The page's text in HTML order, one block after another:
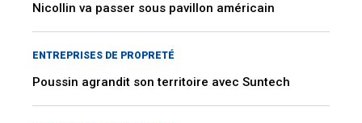
Nicollin va passer sous pavillon américain
ENTREPRISES DE PROPRETÉ
Poussin agrandit son territoire avec Suntech